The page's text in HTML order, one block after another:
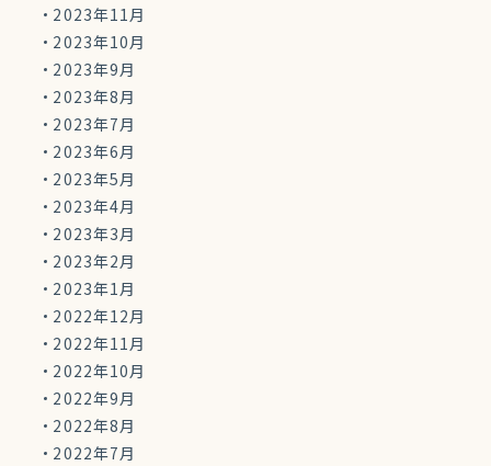
2023年11月
2023年10月
2023年9月
2023年8月
2023年7月
2023年6月
2023年5月
2023年4月
2023年3月
2023年2月
2023年1月
2022年12月
2022年11月
2022年10月
2022年9月
2022年8月
2022年7月